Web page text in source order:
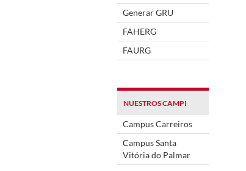
Generar GRU
FAHERG
FAURG
NUESTROS CAMPI
Campus Carreiros
Campus Santa
Vitória do Palmar